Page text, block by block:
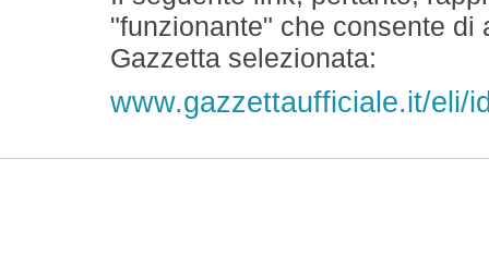
"funzionante" che consente
Gazzetta selezionata:
www.gazzettaufficiale.it/eli/